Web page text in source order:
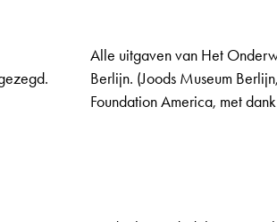
Alle uitgaven van Het
Berlijn. (Joods Museum
Foundation America, met